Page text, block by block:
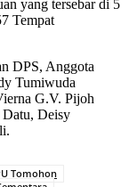
yang tersebar di 5
Tempat
DPS, Anggota
Tumiwuda
G.V. Pijoh
Datu, Deisy
Tomohon